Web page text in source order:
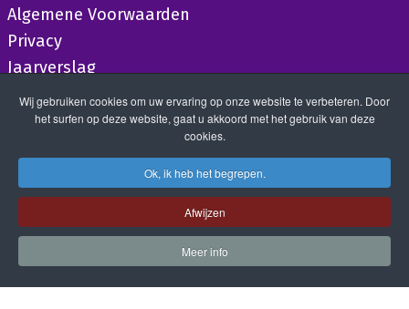
Algemene Voorwaarden
Privacy
Jaarverslag
Wij gebruiken cookies om uw ervaring op onze website te verbeteren. Door
het surfen op deze website, gaat u akkoord met het gebruik van deze
cookies.
Ok, ik heb het begrepen.
Afwijzen
Meer info